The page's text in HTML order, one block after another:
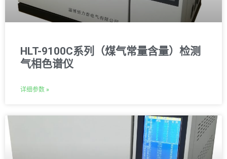
HLT-9100C系列（煤气常量含量）检测
气相色谱仪
详细参数 »